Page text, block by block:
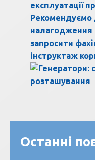
експлуатації
Рекомендуємо
налагодження
запросити
інструктаж
Останні